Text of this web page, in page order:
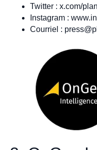
Twitter : x.com/
Instagram :
Courriel :